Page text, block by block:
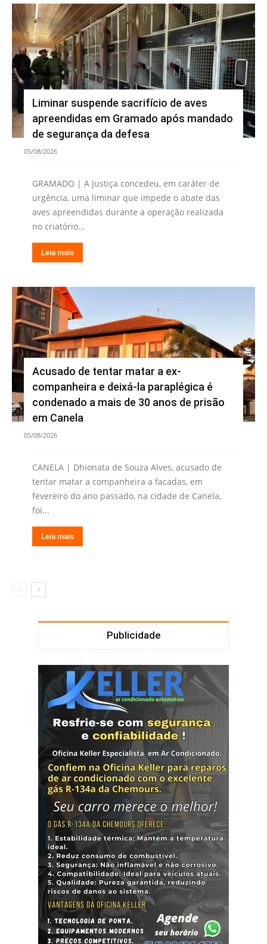
Liminar suspende sacrifício de aves
apreendidas em Gramado após mandado
de segurança da defesa
05/08/2026
GRAMADO | A Justiça concedeu, em caráter de
urgência, uma liminar que impede o abate das
aves apreendidas durante a operação realizada
no criatório...
Leia mais
Acusado de tentar matar a ex-
companheira e deixá-la paraplégica é
condenado a mais de 30 anos de prisão
em Canela
05/08/2026
CANELA | Dhionata de Souza Alves, acusado de
tentar matar a companheira a facadas, em
fevereiro do ano passado, na cidade de Canela,
foi...
Leia mais
Publicidade